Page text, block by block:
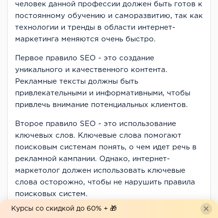
человек данной профессии должен быть готов к
постоянному обучению и саморазвитию, так как
технологии и тренды в области интернет-
маркетинга меняются очень быстро.
Первое правило SEO - это создание
уникального и качественного контента.
Рекламные тексты должны быть
привлекательными и информативными, чтобы
привлечь внимание потенциальных клиентов.
Второе правило SEO - это использование
ключевых слов. Ключевые слова помогают
поисковым системам понять, о чем идет речь в
рекламной кампании. Однако, интернет-
маркетолог должен использовать ключевые
слова осторожно, чтобы не нарушить правила
поисковых систем.
Третье правило SEO - это оптимизация сайта.
Курсы со скидкой до 60% + 🎁